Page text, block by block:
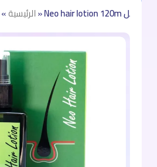
الرئيسية» »